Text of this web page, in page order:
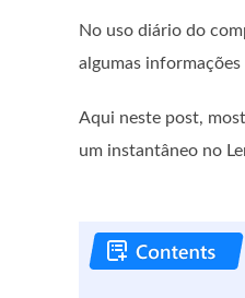
No uso diário do
algumas
Aqui neste post,
um instantâneo no